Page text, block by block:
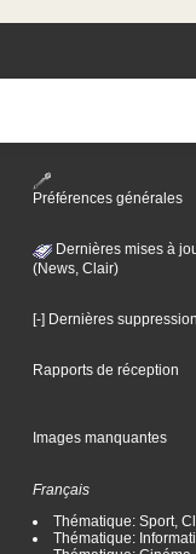
Préférences générales
Dernières mises à
(News, Clair)
[-] Dernières
Rapports de réception
Images manquantes
Français
Thématique: Sport,
Thématique: